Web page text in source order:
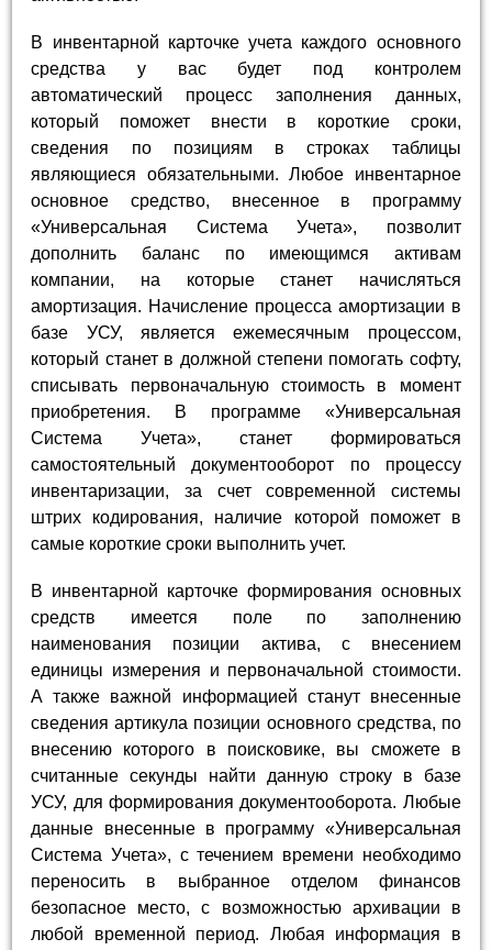
В инвентарной карточке учета каждого основного
средства у вас будет под контролем
автоматический процесс заполнения данных,
который поможет внести в короткие сроки,
сведения по позициям в строках таблицы
являющиеся обязательными. Любое инвентарное
основное средство, внесенное в программу
«Универсальная Система Учета», позволит
дополнить баланс по имеющимся активам
компании, на которые станет начисляться
амортизация. Начисление процесса амортизации в
базе УСУ, является ежемесячным процессом,
который станет в должной степени помогать софту,
списывать первоначальную стоимость в момент
приобретения. В программе «Универсальная
Система Учета», станет формироваться
самостоятельный документооборот по процессу
инвентаризации, за счет современной системы
штрих кодирования, наличие которой поможет в
самые короткие сроки выполнить учет.
В инвентарной карточке формирования основных
средств имеется поле по заполнению
наименования позиции актива, с внесением
единицы измерения и первоначальной стоимости.
А также важной информацией станут внесенные
сведения артикула позиции основного средства, по
внесению которого в поисковике, вы сможете в
считанные секунды найти данную строку в базе
УСУ, для формирования документооборота. Любые
данные внесенные в программу «Универсальная
Система Учета», с течением времени необходимо
переносить в выбранное отделом финансов
безопасное место, с возможностью архивации в
любой временной период. Любая информация в